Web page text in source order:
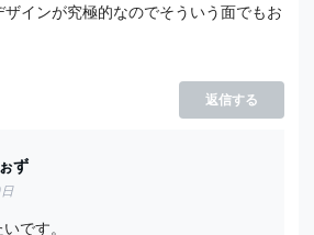
インが究極的なのでそういう面でもお
返信する
ず
です。